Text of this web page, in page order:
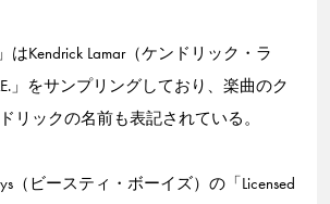
はKendrick Lamar（ケンドリック・ラ
」をサンプリングしており、楽曲のク
リックの名前も表記されている。
（ビースティ・ボーイズ）の「Licensed